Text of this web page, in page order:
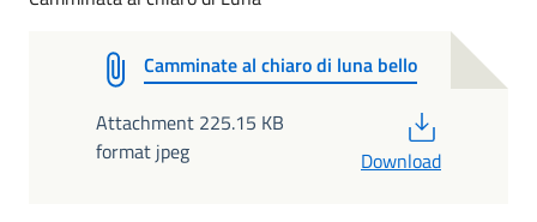
Camminate al chiaro di luna bello
Attachment 225.15 KB
format jpeg
Download